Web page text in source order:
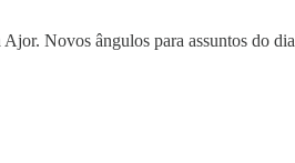
Novos ângulos para assuntos do dia